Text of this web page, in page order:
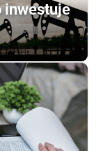
inwestuje